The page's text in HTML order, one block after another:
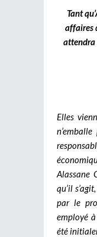
Tant
affaires
attendra
Elles
Alassane
qu’il
par le
employé
été